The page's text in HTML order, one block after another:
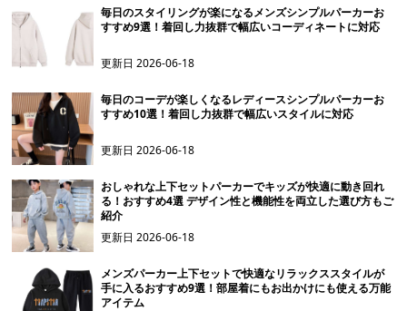
毎日のスタイリングが楽になるメンズシンプルパーカーお
すすめ9選！着回し力抜群で幅広いコーディネートに対応
更新日2026-06-18
毎日のコーデが楽しくなるレディースシンプルパーカーお
すすめ10選！着回し力抜群で幅広いスタイルに対応
更新日2026-06-18
おしゃれな上下セットパーカーでキッズが快適に動き回れ
る！おすすめ4選 デザイン性と機能性を両立した選び方もご
紹介
更新日2026-06-18
メンズパーカー上下セットで快適なリラックススタイルが
手に入るおすすめ9選！部屋着にもお出かけにも使える万能
アイテム